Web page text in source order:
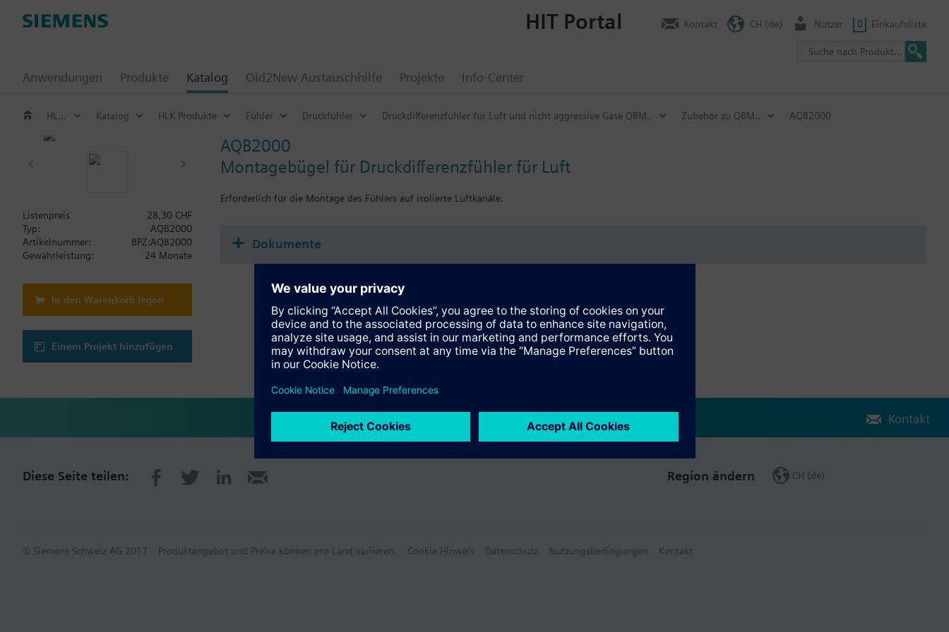
Anwendungen Produkte Katalog Old2New Austauschhilfe Projekte Info-Center
HIT Portal Kontakt CH (de) Nutzer 0 Einkaufsliste
HLK Produkte Katalog HLK Produkte Fühler Druckfühler Druckdifferenzfühler für Luft und nicht aggressive Gase QBM.. Zubehör zu QBM.. AQB2000
AQB2000
Montagebügel für Druckdifferenzfühler für Luft
Erforderlich für die Montage des Fühlers auf isolierte Luftkanäle.
Listenpreis
28,30 CHF
Typ:
AQB2000
Artikelnummer:
BPZ:AQB2000
Gewährleistung:
24 Monate
In den Warenkorb legen
Einem Projekt hinzufügen
Dokumente
Kontakt
Diese Seite teilen: Region ändern CH (de)
© Siemens Schweiz AG 2017 Produktangebot und Preise können pro Land variieren. Cookie Hinweis Datenschutz Nutzungsbedingungen Kontakt